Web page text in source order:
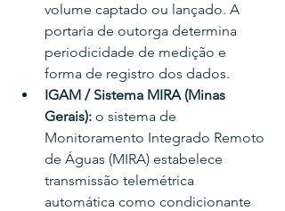
volume captado ou lançado. A
portaria de outorga determina
periodicidade de medição e
forma de registro dos dados.
IGAM / Sistema MIRA (Minas
Gerais): o sistema de
Monitoramento Integrado Remoto
de Águas (MIRA) estabelece
transmissão telemétrica
automática como condicionante